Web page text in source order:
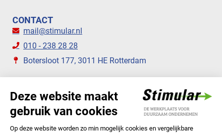
CONTACT
mail@stimular.nl
010 - 238 28 28
Botersloot 177, 3011 HE Rotterdam
STIMULAR NIEUWSBRIEVEN